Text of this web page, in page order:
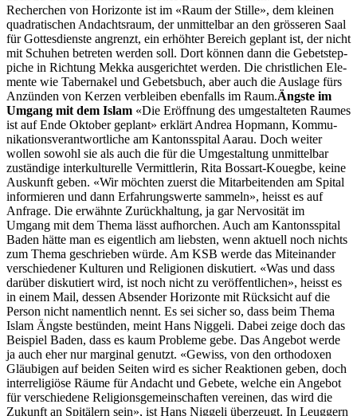
Recherchen von Hor­i­zonte ist im «Raum der Stille», dem kleinen
qua­dratis­chen Andacht­sraum, der unmit­tel­bar an den grösseren Saal
für Gottes­di­en­ste angren­zt, ein erhöhter Bere­ich geplant ist, der nicht
mit Schuhen betreten wer­den soll. Dort kön­nen dann die Gebet­step­
piche in Rich­tung Mek­ka aus­gerichtet wer­den. Die christlichen Ele­
mente wie Taber­nakel und Gebets­buch, aber auch die Aus­lage fürs
Anzün­den von Kerzen verbleiben eben­falls im Raum.Äng­ste im
Umgang mit dem Islam «Die Eröff­nung des umgestal­teten Raumes
ist auf Ende Okto­ber geplant» erk­lärt Andrea Hop­mann, Kom­mu­
nika­tionsver­ant­wortliche am Kan­ton­sspi­tal Aarau. Doch weit­er
wollen sowohl sie als auch die für die Umgestal­tung unmit­tel­bar
zuständi­ge interkul­turelle Ver­mit­t­lerin, Rita Bossart-Kouegbe, keine
Auskun­ft geben. «Wir möcht­en zuerst die Mitar­bei­t­en­den am Spi­tal
informieren und dann Erfahrungswerte sam­meln», heisst es auf
Anfrage. Die erwäh­nte Zurück­hal­tung, ja gar Ner­vosität im
Umgang mit dem The­ma lässt aufhorchen. Auch am Kan­ton­sspi­tal
Baden hätte man es eigentlich am lieb­sten, wenn aktuell noch nichts
zum The­ma geschrieben würde. Am KSB werde das Miteinan­der
ver­schieden­er Kul­turen und Reli­gio­nen disku­tiert. «Was und dass
darüber disku­tiert wird, ist noch nicht zu veröf­fentlichen», heisst es
in einem Mail, dessen Absender Hor­i­zonte mit Rück­sicht auf die
Per­son nicht namentlich nen­nt. Es sei sich­er so, dass beim The­ma
Islam Äng­ste bestün­den, meint Hans Niggeli. Dabei zeige doch das
Beispiel Baden, dass es kaum Prob­leme gebe. Das Ange­bot werde
ja auch eher nur mar­gin­al genutzt. «Gewiss, von den ortho­dox­en
Gläu­bi­gen auf bei­den Seit­en wird es sich­er Reak­tio­nen geben, doch
inter­re­ligiöse Räume für Andacht und Gebete, welche ein Ange­bot
für ver­schiedene Reli­gion­s­ge­mein­schaften vere­inen, das wird die
Zukun­ft an Spitälern sein», ist Hans Niggeli überzeugt. In Leug­gern